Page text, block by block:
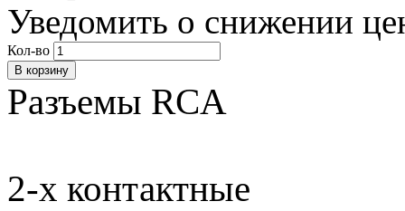
Уведомить о снижении
Кол-во
Разъемы RCA
2-х контактные